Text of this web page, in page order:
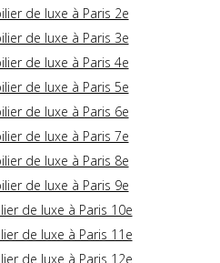
de luxe à Paris 2e
de luxe à Paris 3e
de luxe à Paris 4e
de luxe à Paris 5e
de luxe à Paris 6e
de luxe à Paris 7e
de luxe à Paris 8e
de luxe à Paris 9e
de luxe à Paris 10e
de luxe à Paris 11e
de luxe à Paris 12e